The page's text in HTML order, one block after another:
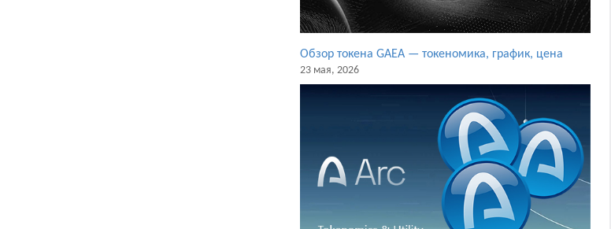
Обзор токена GAEA — токеномика, график, цена
23 мая, 2026